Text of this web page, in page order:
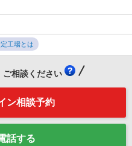
工場とは
ご相談ください
ン相談予約
話する